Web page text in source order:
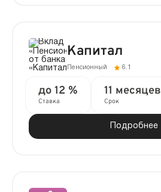
Капитал
Пенсионный 6.1
до 12 %
Ставка
11 месяцев
Срок
Подробнее